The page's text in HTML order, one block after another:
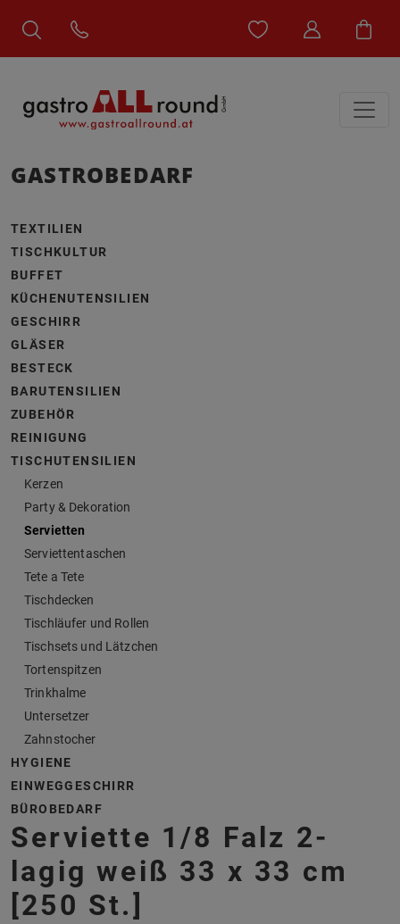
GASTROBEDARF
TEXTILIEN
TISCHKULTUR
BUFFET
KÜCHENUTENSILIEN
GESCHIRR
GLÄSER
BESTECK
BARUTENSILIEN
ZUBEHÖR
REINIGUNG
TISCHUTENSILIEN
Kerzen
Party & Dekoration
Servietten
Serviettentaschen
Tete a Tete
Tischdecken
Tischläufer und Rollen
Tischsets und Lätzchen
Tortenspitzen
Trinkhalme
Untersetzer
Zahnstocher
HYGIENE
EINWEGGESCHIRR
BÜROBEDARF
Serviette 1/8 Falz 2-
lagig weiß 33 x 33 cm
[250 St.]